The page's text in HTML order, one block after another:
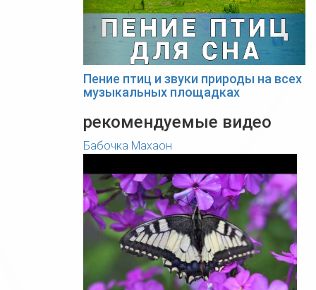
Пение птиц и звуки природы на всех
музыкальных площадках
рекомендуемые видео
Бабочка Махаон